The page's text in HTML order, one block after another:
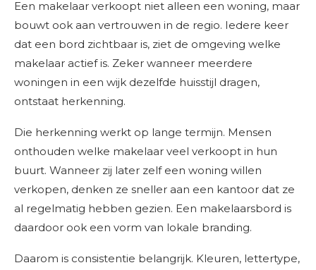
Een makelaar verkoopt niet alleen een woning, maar
bouwt ook aan vertrouwen in de regio. Iedere keer
dat een bord zichtbaar is, ziet de omgeving welke
makelaar actief is. Zeker wanneer meerdere
woningen in een wijk dezelfde huisstijl dragen,
ontstaat herkenning.
Die herkenning werkt op lange termijn. Mensen
onthouden welke makelaar veel verkoopt in hun
buurt. Wanneer zij later zelf een woning willen
verkopen, denken ze sneller aan een kantoor dat ze
al regelmatig hebben gezien. Een makelaarsbord is
daardoor ook een vorm van lokale branding.
Daarom is consistentie belangrijk. Kleuren, lettertype,